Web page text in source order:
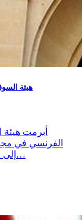
هيئة
أبرمت هيئة
الفرنسي في
إلى نشر الثقافة والتربية المالية وتعزيز وعي العموم…